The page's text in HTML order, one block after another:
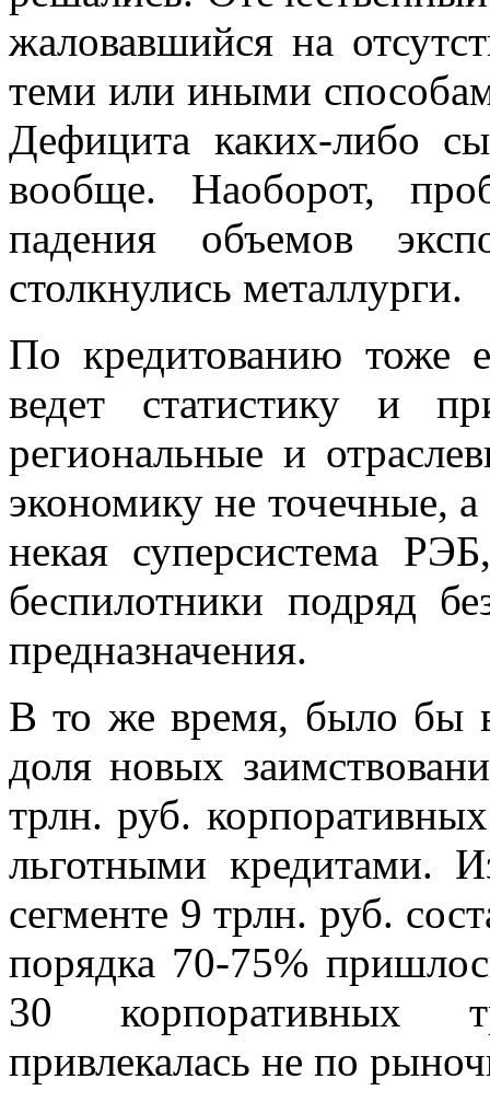
жаловавшийся на
теми или иными
Дефицита каких-либо
вообще. Наоборот,
падения объемов
столкнулись металлурги.
По кредитованию тоже
ведет статистику и
региональные и
экономику не точечные,
некая суперсистема
беспилотники подряд
предназначения.
В то же время, было бы
доля новых
трлн. руб.
льготными кредитами.
сегменте 9 трлн. руб.
порядка 70-75%
30 корпоративных
привлекалась не по